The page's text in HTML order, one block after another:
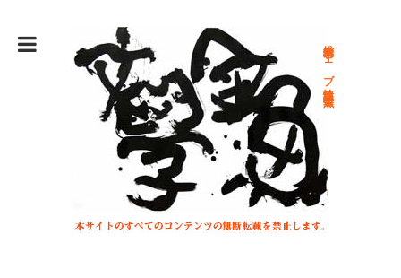
総合文学ウェブ情報誌 文学金魚